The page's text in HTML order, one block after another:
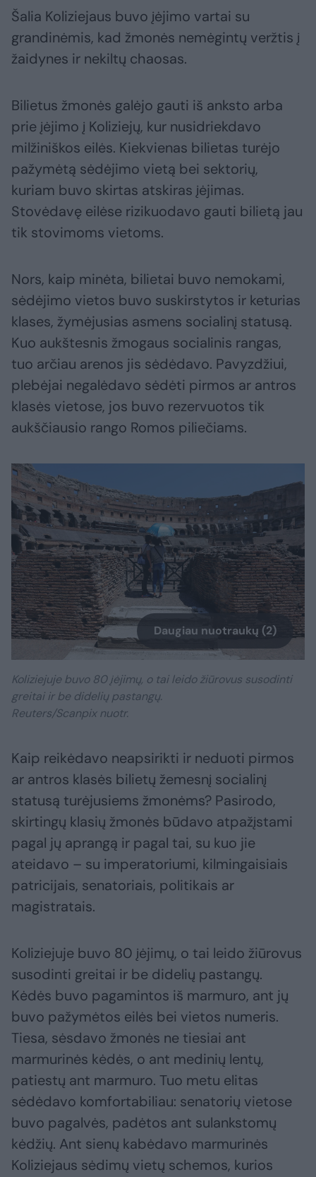
Šalia Koliziejaus buvo įėjimo vartai su
grandinėmis, kad žmonės nemėgintų veržtis į
žaidynes ir nekiltų chaosas.
Bilietus žmonės galėjo gauti iš anksto arba
prie įėjimo į Koliziejų, kur nusidriekdavo
milžiniškos eilės. Kiekvienas bilietas turėjo
pažymėtą sėdėjimo vietą bei sektorių,
kuriam buvo skirtas atskiras įėjimas.
Stovėdavę eilėse rizikuodavo gauti bilietą jau
tik stovimoms vietoms.
Nors, kaip minėta, bilietai buvo nemokami,
sėdėjimo vietos buvo suskirstytos ir keturias
klases, žymėjusias asmens socialinį statusą.
Kuo aukštesnis žmogaus socialinis rangas,
tuo arčiau arenos jis sėdėdavo. Pavyzdžiui,
plebėjai negalėdavo sėdėti pirmos ar antros
klasės vietose, jos buvo rezervuotos tik
aukščiausio rango Romos piliečiams.
Daugiau nuotraukų (2)
Koliziejuje buvo 80 įėjimų, o tai leido žiūrovus susodinti
greitai ir be didelių pastangų.
Reuters/Scanpix nuotr.
Kaip reikėdavo neapsirikti ir neduoti pirmos
ar antros klasės bilietų žemesnį socialinį
statusą turėjusiems žmonėms? Pasirodo,
skirtingų klasių žmonės būdavo atpažįstami
pagal jų aprangą ir pagal tai, su kuo jie
ateidavo – su imperatoriumi, kilmingaisiais
patricijais, senatoriais, politikais ar
magistratais.
Koliziejuje buvo 80 įėjimų, o tai leido žiūrovus
susodinti greitai ir be didelių pastangų.
Kėdės buvo pagamintos iš marmuro, ant jų
buvo pažymėtos eilės bei vietos numeris.
Tiesa, sėsdavo žmonės ne tiesiai ant
marmurinės kėdės, o ant medinių lentų,
patiestų ant marmuro. Tuo metu elitas
sėdėdavo komfortabiliau: senatorių vietose
buvo pagalvės, padėtos ant sulankstomų
kėdžių. Ant sienų kabėdavo marmurinės
Koliziejaus sėdimų vietų schemos, kurios